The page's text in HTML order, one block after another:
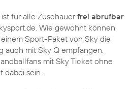
für alle Zuschauerfrei abrufbar
Wie gewohnt können
Sport-Paket von Sky die
auch mit Sky Q empfangen.
mit Sky Ticket ohne
dabei sein.